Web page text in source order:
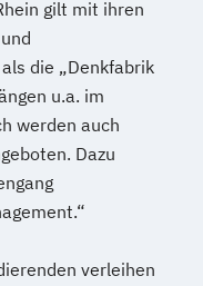
gilt mit ihren
die „Denkfabrik
u.a. im
werden auch
Dazu
verleihen